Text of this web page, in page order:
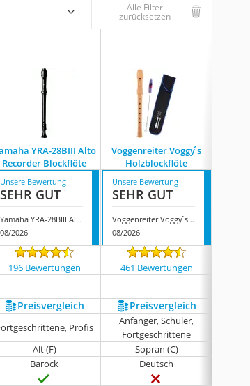
Alle Filter
zurücksetzen
YRA-28BIII Alto
Recorder Blockflöte
Voggenreiter Voggy ́s
Holzblockflöte
Unsere Bewertung
SEHR GUT
Yamaha YRA-28BIII Alto Recorder Blockflöte
08/2026
Unsere Bewertung
SEHR GUT
Voggenreiter Voggy ́s Holzblockflöte
08/2026
196 Bewertungen 461 Bewertungen
Preis­vergleich Preis­vergleich
Profis
Anfänger, Schüler,
Fortgeschrittene
Alt (F)
Sopran (C)
Barock
Deutsch